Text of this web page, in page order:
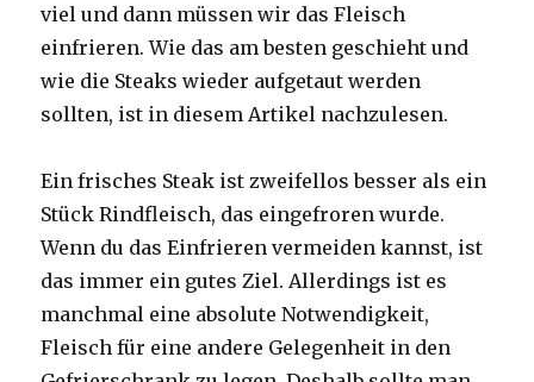
viel und dann müssen wir das Fleisch
einfrieren. Wie das am besten geschieht und
wie die Steaks wieder aufgetaut werden
sollten, ist in diesem Artikel nachzulesen.
Ein frisches Steak ist zweifellos besser als ein
Stück Rindfleisch, das eingefroren wurde.
Wenn du das Einfrieren vermeiden kannst, ist
das immer ein gutes Ziel. Allerdings ist es
manchmal eine absolute Notwendigkeit,
Fleisch für eine andere Gelegenheit in den